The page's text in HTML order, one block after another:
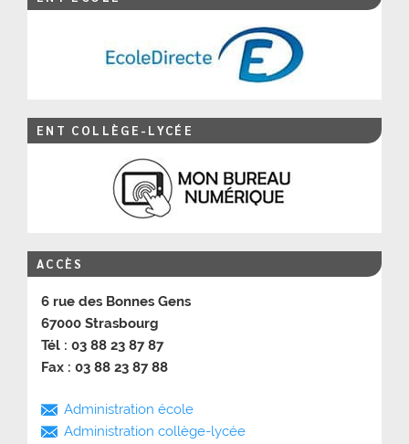
ENT COLLÈGE-LYCÉE
ACCÈS
6 rue des Bonnes Gens
67000 Strasbourg
Tél : 03 88 23 87 87
Fax : 03 88 23 87 88
Administration école
Administration collège-lycée